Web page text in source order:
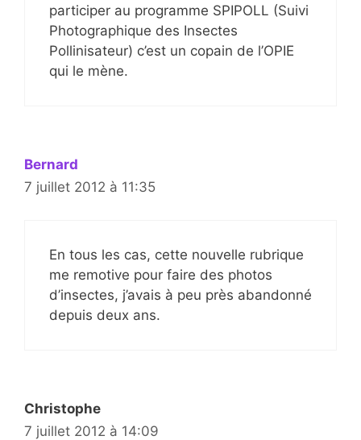
participer au programme SPIPOLL (Suivi
Photographique des Insectes
Pollinisateur) c’est un copain de l’OPIE
qui le mène.
Bernard
7 juillet 2012 à 11:35
En tous les cas, cette nouvelle rubrique
me remotive pour faire des photos
d’insectes, j’avais à peu près abandonné
depuis deux ans.
Christophe
7 juillet 2012 à 14:09